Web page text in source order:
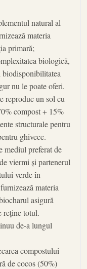
natural al
materia
primară;
biologică,
biodisponibilitatea
nu le poate oferi.
reproduc un sol cu
compost + 15%
structurale pentru
ghivece.
preferat de
viermi și partenerul
verde în
materia
asigură
reține totul.
de-a lungul
compostului
de cocos (50%)